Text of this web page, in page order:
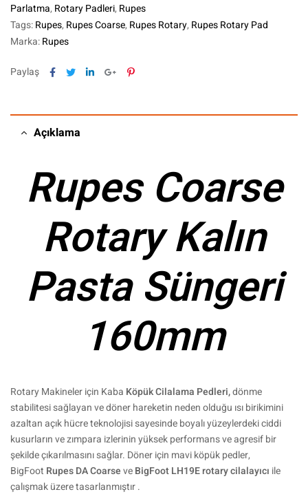
Parlatma, Rotary Padleri, Rupes
Tags:Rupes, Rupes Coarse, Rupes Rotary, Rupes Rotary Pad
Marka:Rupes
Paylaş Facebook
TwitterLinkedinGoogle+Pinterest
Açıklama
Rupes Coarse
Rotary Kalın
Pasta Süngeri
160mm
Rotary Makineler için Kaba Köpük Cilalama Pedleri,dönme
stabilitesi sağlayan ve döner hareketin neden olduğu ısı birikimini
azaltan açık hücre teknolojisi sayesinde boyalı yüzeylerdeki ciddi
kusurların ve zımpara izlerinin yüksek performans ve agresif bir
şekilde çıkarılmasını sağlar. Döner için mavi köpük pedler,
BigFoot Rupes DA CoarseveBigFoot LH19E rotary cilalayıcı ile
çalışmak üzere tasarlanmıştır .